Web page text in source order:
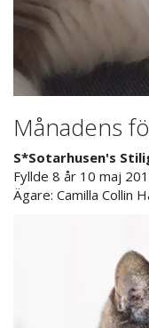
Månadens
S*Sotarhusen's
Fyllde 8 år 10 maj
Ägare: Camilla Collin